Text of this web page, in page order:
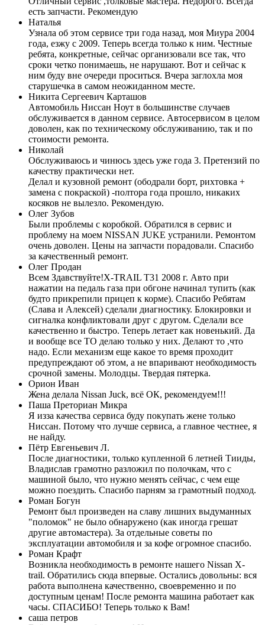
есть запчасти. Рекомендую
Наталья
Узнала об этом сервисе три года назад, моя Миура 2004
года, езжу с 2009. Теперь всегда только к ним. Честные
ребята, конкретные, сейчас организовали все так, что
сроки четко понимаешь, не нарушают. Вот и сейчас к
ним буду вне очереди проситься. Вчера заглохла моя
старушечка в самом неожиданном месте.
Никита Сергеевич Карташов
Автомобиль Ниссан Ноут в большинстве случаев
обслуживается в данном сервисе. Автосервисом в целом
доволен, как по техническому обслуживанию, так и по
стоимости ремонта.
Николай
Обслуживаюсь и чинюсь здесь уже года 3. Претензий по
качеству практически нет.
Делал и кузовной ремонт (ободрали борт, рихтовка +
замена с покраской) -полтора года прошло, никаких
косяков не вылезло. Рекомендую.
Олег Зубов
Были проблемы с коробкой. Обратился в сервис и
проблему на моем NISSAN JUKE устранили. Ремонтом
очень доволен. Цены на запчасти порадовали. Спасибо
за качественный ремонт.
Олег Продан
Всем Здавствуйте!Х-TRAIL T31 2008 г. Авто при
нажатии на педаль газа при обгоне начинал тупить (как
будто прикрепили прицеп к корме). Спасибо Ребятам
(Слава и Алексей) сделали диагностику. Блокировки и
сигналка конфликтовали друг с другом. Сделали все
качественно и быстро. Теперь летает как новенький. Да
и вообще все ТО делаю только у них. Делают то ,что
надо. Если механизм еще какое то время проходит
предупреждают об этом, а не впаривают необходимость
срочной замены. Молодцы. Твердая пятерка.
Орион Иван
Жена делала Nissan Juck, всё ОК, рекомендуем!!!
Паша Преториан Микра
Я изза качества сервиса буду покупать жене только
Ниссан. Потому что лучше сервиса, а главное честнее, я
не найду.
Пётр Евгеньевич Л.
После диагностики, только купленной 6 летней Тииды,
Владислав грамотно разложил по полочкам, что с
машиной было, что нужно менять сейчас, с чем еще
можно поездить. Спасибо парням за грамотный подход.
Роман Богун
Ремонт был произведен на славу лишних выдуманных
"поломок" не было обнаружено (как иногда грешат
другие автомастера). За отдельные советы по
эксплуатации автомобиля и за кофе огромное спасибо.
Роман Крафт
Возникла необходимость в ремонте нашего Nissan X-
trail. Обратились сюда впервые. Остались довольны: вся
работа выполнена качественно, своевременно и по
доступным ценам! После ремонта машина работает как
часы. СПАСИБО! Теперь только к Вам!
саша петров